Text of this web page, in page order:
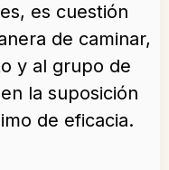
es cuestión
de caminar,
y al grupo de
la suposición
de eficacia.